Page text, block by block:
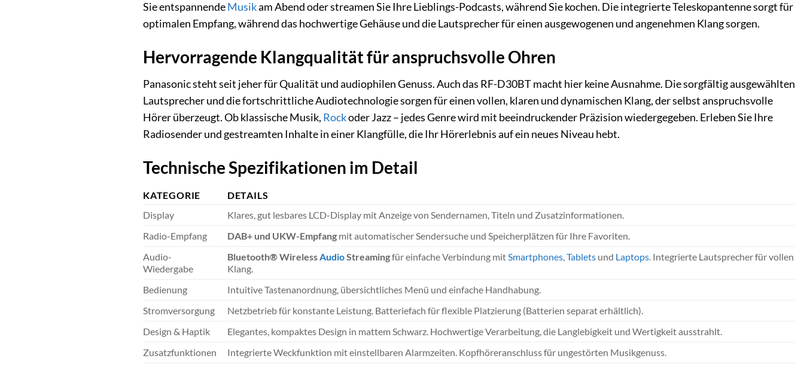
Sie entspannendeMusikam Abend oder streamen Sie Ihre Lieblings-Podcasts, während Sie kochen. Die integrierte Teleskopantenne sorgt für
optimalen Empfang, während das hochwertige Gehäuse und die Lautsprecher für einen ausgewogenen und angenehmen Klang sorgen.
Hervorragende Klangqualität für anspruchsvolle Ohren
Panasonic steht seit jeher für Qualität und audiophilen Genuss. Auch das RF-D30BT macht hier keine Ausnahme. Die sorgfältig ausgewählten
Lautsprecher und die fortschrittliche Audiotechnologie sorgen für einen vollen, klaren und dynamischen Klang, der selbst anspruchsvolle
Hörer überzeugt. Ob klassische Musik, Rockoder Jazz – jedes Genre wird mit beeindruckender Präzision wiedergegeben. Erleben Sie Ihre
Radiosender und gestreamten Inhalte in einer Klangfülle, die Ihr Hörerlebnis auf ein neues Niveau hebt.
Technische Spezifikationen im Detail
KATEGORIE
DETAILS
Display
Klares, gut lesbares LCD-Display mit Anzeige von Sendernamen, Titeln und Zusatzinformationen.
Radio-Empfang
DAB+ und UKW-Empfangmit automatischer Sendersuche und Speicherplätzen für Ihre Favoriten.
Audio-
Wiedergabe
Bluetooth® WirelessAudioStreamingfür einfache Verbindung mitSmartphones,Tabletsund Laptops. Integrierte Lautsprecher für vollen
Klang.
Bedienung
Intuitive Tastenanordnung, übersichtliches Menü und einfache Handhabung.
Stromversorgung
Netzbetrieb für konstante Leistung. Batteriefach für flexible Platzierung (Batterien separat erhältlich).
Design & Haptik
Elegantes, kompaktes Design in mattem Schwarz. Hochwertige Verarbeitung, die Langlebigkeit und Wertigkeit ausstrahlt.
Zusatzfunktionen
Integrierte Weckfunktion mit einstellbaren Alarmzeiten. Kopfhöreranschluss für ungestörten Musikgenuss.